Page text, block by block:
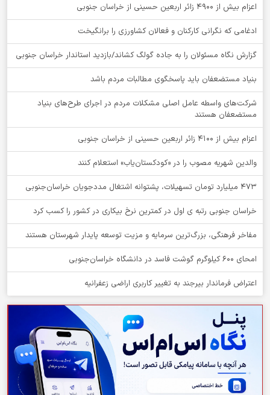
اعزام بیش از 4900 زائر اربعین حسینی از خراسان جنوبی
ادغامی که نگرانی کارکنان و فعالان کشاورزی را برانگیخت
گزارش نگاه مسئولان را به جاده گولگ کشاند/بازدید استاندار خراسان جنوبی
بنیاد مستضعفان باید پاسخگوی مطالبات مردم باشد
شرکت‌های واسطه عامل اصلی مشکلات مردم در اجرای طرح‌های بنیاد
مستضعفان هستند
اعزام بیش از 4100 زائر اربعین حسینی از خراسان جنوبی
والدین شهریه مصوب را در «کودکستان‌یاب» استعلام کنند
۴۷۳ میلیارد تومان تسهیلات، پشتوانه اشتغال مددجویان خراسان‌جنوبی
خراسان جنوبی رتبه ی اول در کمترین نرخ بیکاری در کشور را کسب کرد
مفاخر فرهنگی، بزرگ‌ترین سرمایه و مزیت توسعه پایدار شهرستان هستند
امحای ۶۰۰ کیلوگرم گوشت فاسد در دانشگاه خراسان‌جنوبی
اعتراض فرماندار بیرجند به تغییر کاربری اراضی زعفرانیه